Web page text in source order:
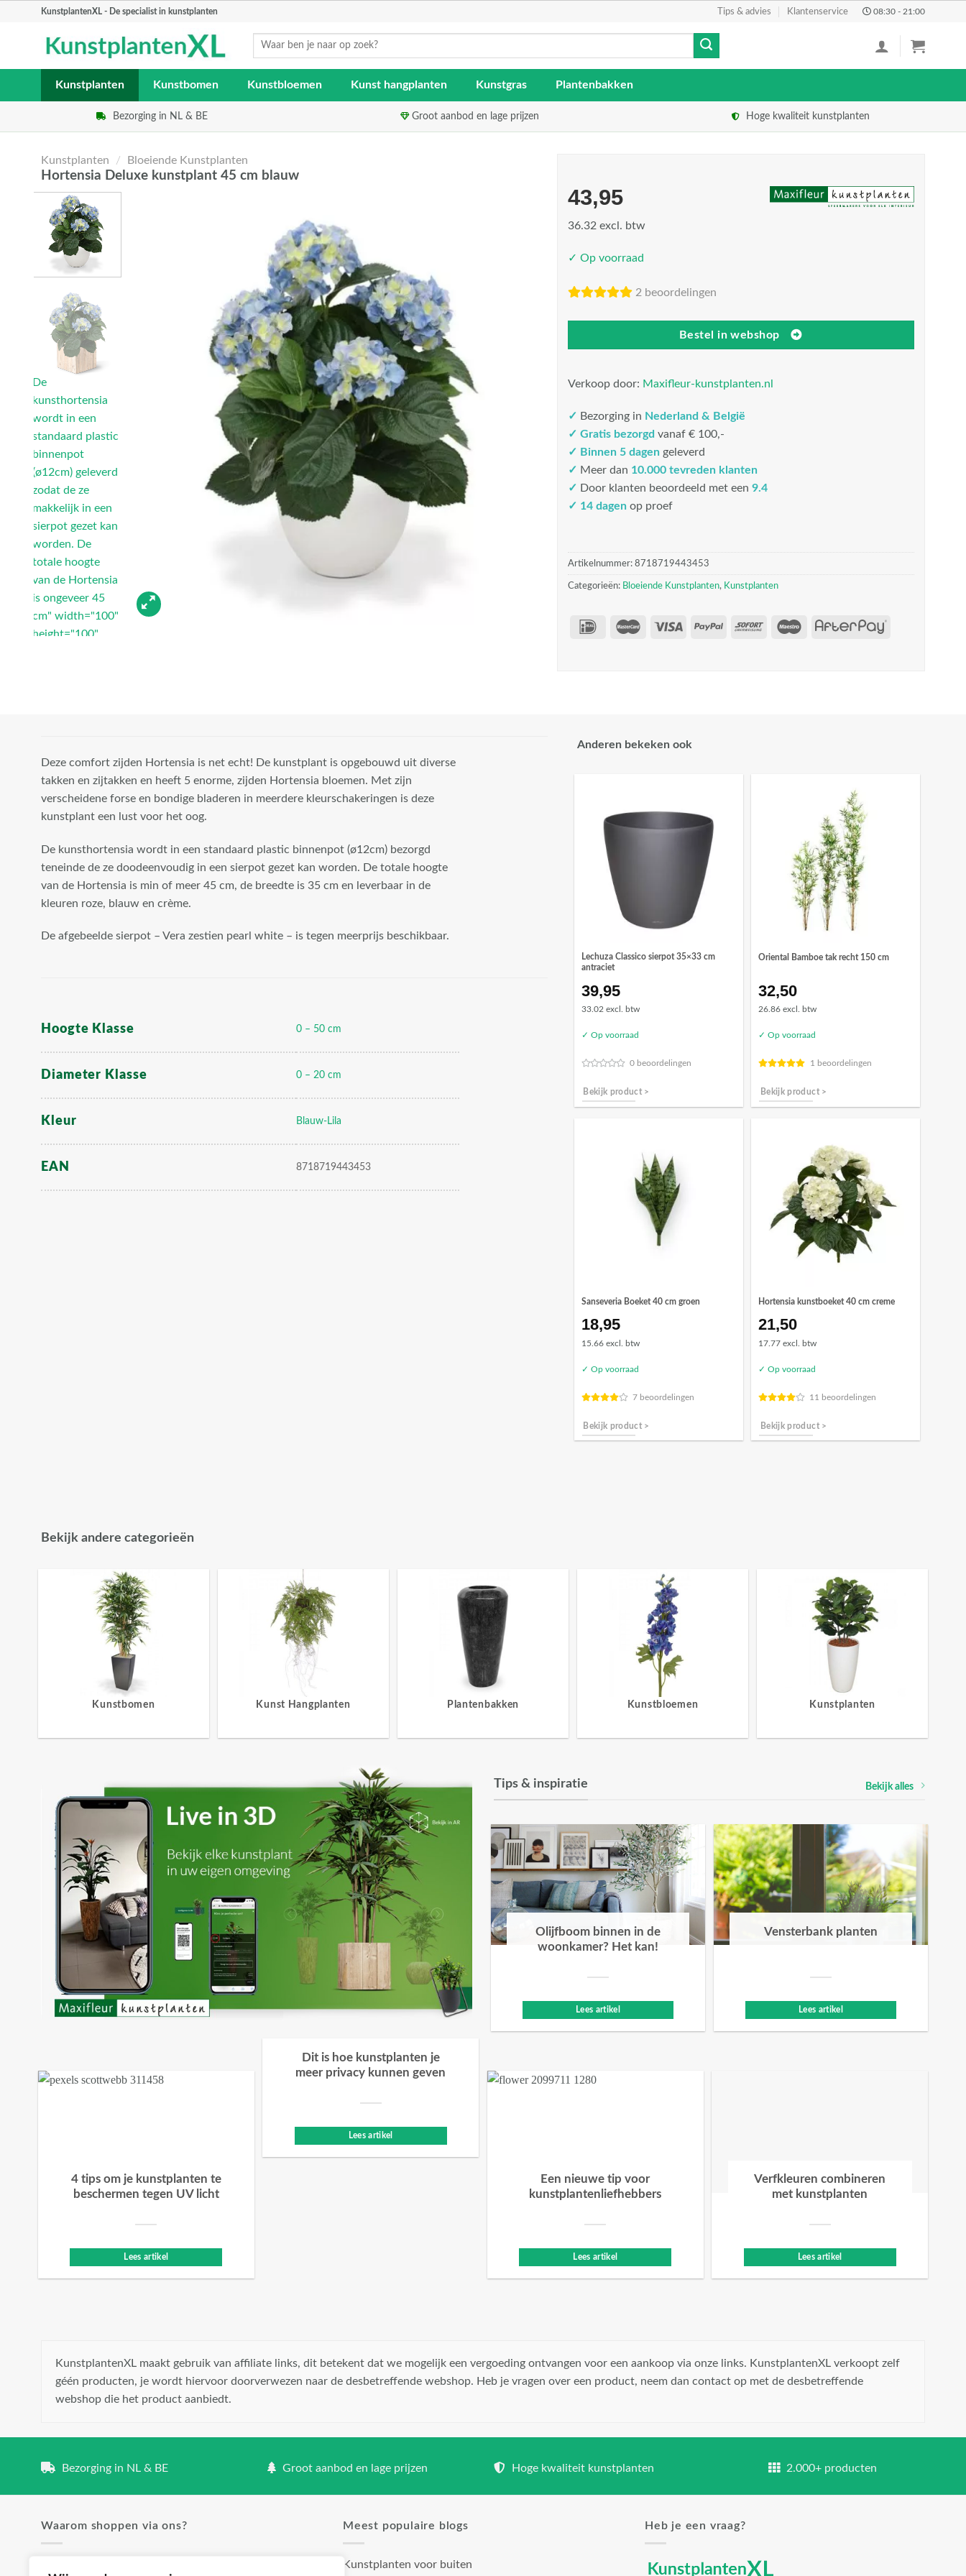
KunstplantenXL - De specialist in kunstplanten Tips & advies Klantenservice 08:30 - 21:00
Zoeken
Kunstplanten Kunstbomen Kunstbloemen Kunst hangplanten Kunstgras Plantenbakken
Bezorging in NL & BE Groot aanbod en lage prijzen Hoge kwaliteit kunstplanten
Kunstplanten / Bloeiende Kunstplanten
Hortensia Deluxe kunstplant 45 cm blauw
De
kunsthortensia
wordt in een
standaard plastic
binnenpot
(ø12cm) geleverd
zodat de ze
makkelijk in een
sierpot gezet kan
worden. De
totale hoogte
van de Hortensia
is ongeveer 45
cm" width="100"
height="100"
De afgebeelde
pearl white - is
class="attachment-
43,95
36.32 excl. btw
✓ Op voorraad
2 beoordelingen
Bestel in webshop
Verkoop door: Maxifleur-kunstplanten.nl
✓ Bezorging in Nederland & België
✓ Gratis bezorgd vanaf € 100,-
✓ Binnen 5 dagengeleverd
✓ Meer dan 10.000 tevreden klanten
✓ Door klanten beoordeeld met een 9.4
✓ 14 dagenop proef
Artikelnummer: 8718719443453
Categorieën: Bloeiende Kunstplanten, Kunstplanten
Deze comfort zijden Hortensia is net echt! De kunstplant is opgebouwd uit diverse
takken en zijtakken en heeft 5 enorme, zijden Hortensia bloemen. Met zijn
verscheidene forse en bondige bladeren in meerdere kleurschakeringen is deze
kunstplant een lust voor het oog.
De kunsthortensia wordt in een standaard plastic binnenpot (ø12cm) bezorgd
teneinde de ze doodeenvoudig in een sierpot gezet kan worden. De totale hoogte
van de Hortensia is min of meer 45 cm, de breedte is 35 cm en leverbaar in de
kleuren roze, blauw en crème.
De afgebeelde sierpot – Vera zestien pearl white – is tegen meerprijs beschikbaar.
Hoogte Klasse 0 – 50 cm
Diameter Klasse 0 – 20 cm
Kleur Blauw-Lila
EAN 8718719443453
Anderen bekeken ook
Lechuza Classico sierpot 35×33 cm
antraciet
39,95
33.02 excl. btw
✓ Op voorraad
0 beoordelingen
Bekijk product >
Oriental Bamboe tak recht 150 cm
32,50
26.86 excl. btw
✓ Op voorraad
1 beoordelingen
Bekijk product >
Sanseveria Boeket 40 cm groen
18,95
15.66 excl. btw
✓ Op voorraad
7 beoordelingen
Bekijk product >
Hortensia kunstboeket 40 cm creme
21,50
17.77 excl. btw
✓ Op voorraad
11 beoordelingen
Bekijk product >
Bekijk andere categorieën
Kunstbomen Kunst Hangplanten Plantenbakken Kunstbloemen Kunstplanten
Tips & inspiratie Bekijk alles
Olijfboom binnen in de
woonkamer? Het kan!
Lees artikel
Vensterbank planten
Lees artikel
4 tips om je kunstplanten te
beschermen tegen UV licht
Lees artikel
Dit is hoe kunstplanten je
meer privacy kunnen geven
Lees artikel
Een nieuwe tip voor
kunstplantenliefhebbers
Lees artikel
Verfkleuren combineren
met kunstplanten
Lees artikel
KunstplantenXL maakt gebruik van affiliate links, dit betekent dat we mogelijk een vergoeding ontvangen voor een aankoop via onze links. KunstplantenXL verkoopt zelf
géén producten, je wordt hiervoor doorverwezen naar de desbetreffende webshop. Heb je vragen over een product, neem dan contact op met de desbetreffende
webshop die het product aanbiedt.
Bezorging in NL & BE Groot aanbod en lage prijzen Hoge kwaliteit kunstplanten 2.000+ producten
Waarom shoppen via ons? Meest populaire blogs
Kunstplanten voor buiten
Heb je een vraag?